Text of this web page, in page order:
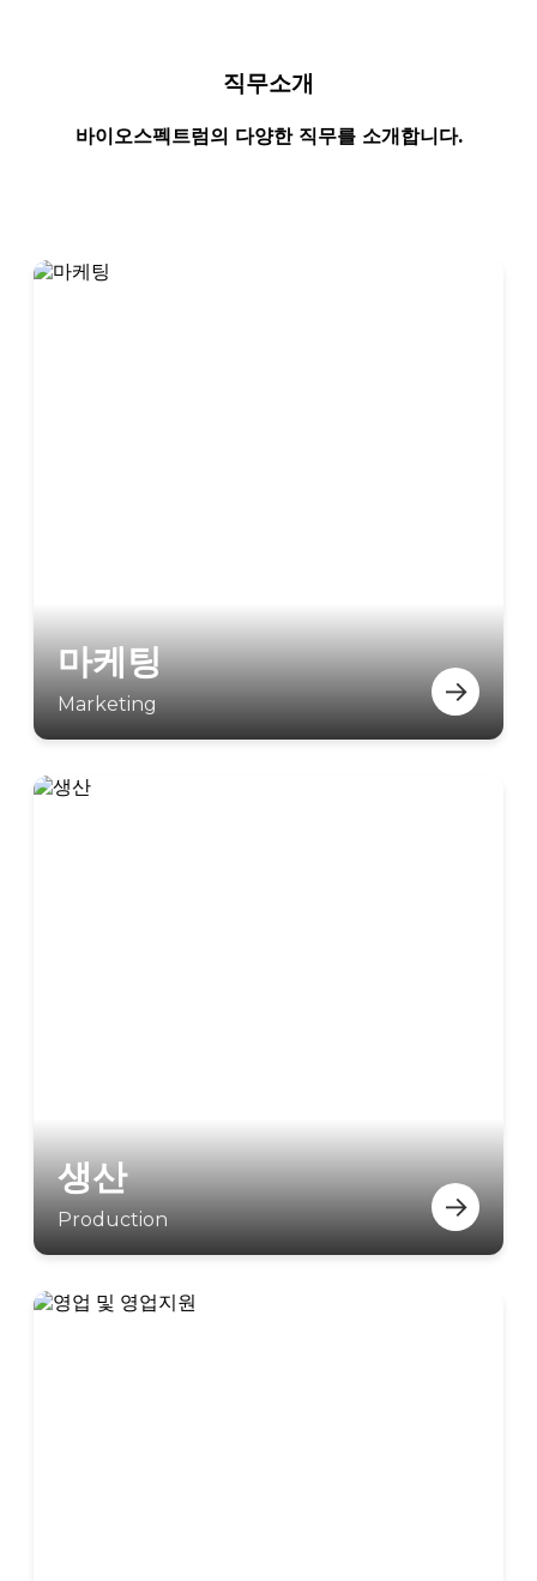
직무소개
바이오스펙트럼의 다양한 직무를 소개합니다.
마케팅
Marketing →
생산
Production →